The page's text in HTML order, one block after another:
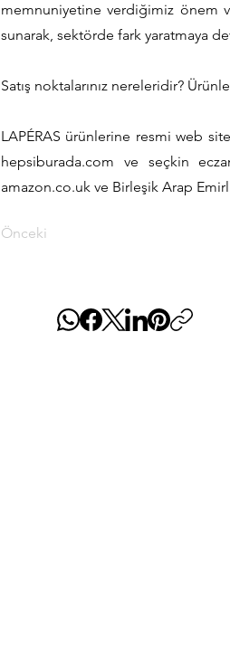
memnuniyetine verdiğimiz önem
sunarak, sektörde fark yaratmaya
Satış noktalarınız nereleridir?
LAPÉRAS ürünlerine resmi web
hepsiburada.com ve seçkin
amazon.co.uk ve Birleşik Arap
Önceki